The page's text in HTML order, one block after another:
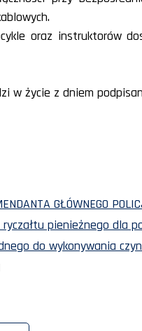
oraz instruktorów
w życie z dniem
GŁÓWNEGO
pienieżnego dla
do wykonywania